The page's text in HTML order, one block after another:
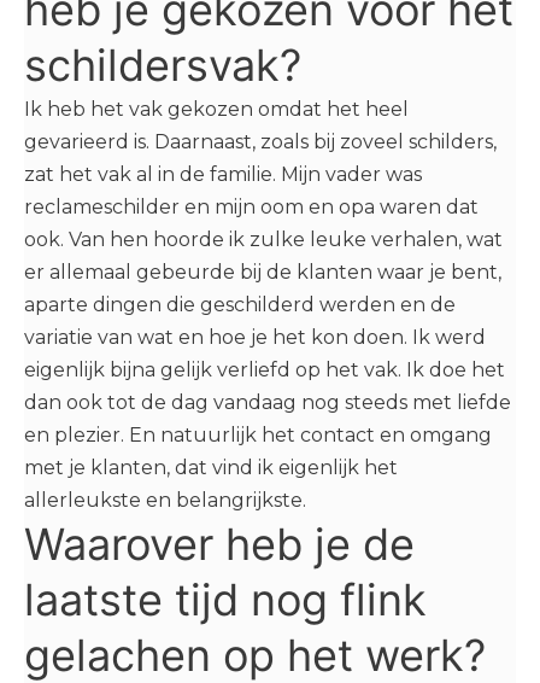
schildersvak?
Ik heb het vak gekozen omdat het heel
gevarieerd is. Daarnaast, zoals bij zoveel schilders,
zat het vak al in de familie. Mijn vader was
reclameschilder en mijn oom en opa waren dat
ook. Van hen hoorde ik zulke leuke verhalen, wat
er allemaal gebeurde bij de klanten waar je bent,
aparte dingen die geschilderd werden en de
variatie van wat en hoe je het kon doen. Ik werd
eigenlijk bijna gelijk verliefd op het vak. Ik doe het
dan ook tot de dag vandaag nog steeds met liefde
en plezier. En natuurlijk het contact en omgang
met je klanten, dat vind ik eigenlijk het
allerleukste en belangrijkste.
Waarover heb je de
laatste tijd nog flink
gelachen op het werk?